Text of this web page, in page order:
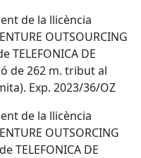
de la llicència
OUTSOURCING
TELEFONICA DE
de 262 m. tribut al
Exp. 2023/36/OZ
de la llicència
OUTSORCING
TELEFONICA DE